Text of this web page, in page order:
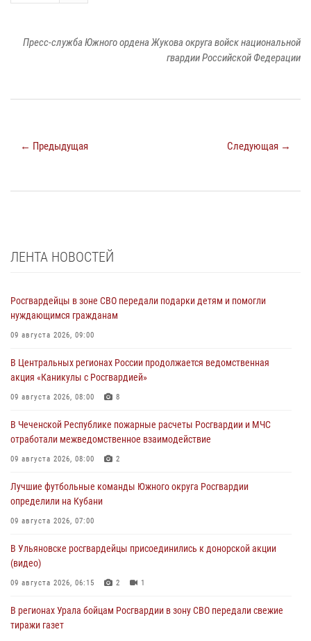
Пресс-служба Южного ордена Жукова округа войск национальной
гвардии Российской Федерации
← Предыдущая Следующая →
ЛЕНТА НОВОСТЕЙ
Росгвардейцы в зоне СВО передали подарки детям и помогли
нуждающимся гражданам
09 августа 2026, 09:00
В Центральных регионах России продолжается ведомственная
акция «Каникулы с Росгвардией»
09 августа 2026, 08:00 8
В Чеченской Республике пожарные расчеты Росгвардии и МЧС
отработали межведомственное взаимодействие
09 августа 2026, 08:00 2
Лучшие футбольные команды Южного округа Росгвардии
определили на Кубани
09 августа 2026, 07:00
В Ульяновске росгвардейцы присоединились к донорской акции
(видео)
09 августа 2026, 06:15 2 1
В регионах Урала бойцам Росгвардии в зону СВО передали свежие
тиражи газет